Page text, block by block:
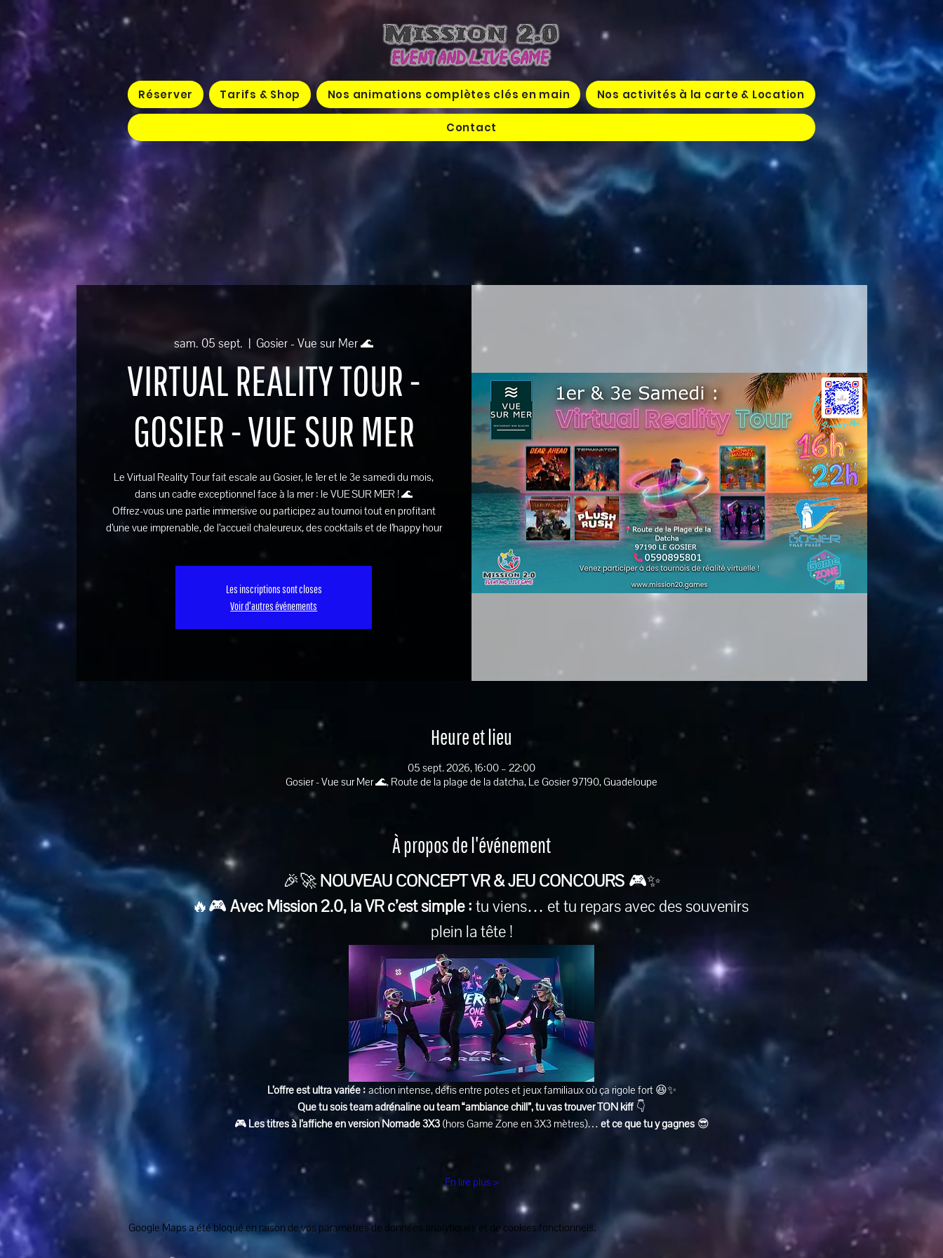
Réserver Tarifs & Shop Nos animations complètes clés en main Nos activités à la carte & Location
Contact
sam. 05 sept.
  |
Gosier - Vue sur Mer 🌊
VIRTUAL REALITY TOUR -
GOSIER - VUE SUR MER
Le Virtual Reality Tour fait escale au Gosier, le 1er et le 3e samedi du mois,
dans un cadre exceptionnel face à la mer : le VUE SUR MER ! 🌊
Offrez-vous une partie immersive ou participez au tournoi tout en profitant
d’une vue imprenable, de l’accueil chaleureux, des cocktails et de l’happy hour
Les inscriptions sont closes
Voir d'autres événements
Heure et lieu
05 sept. 2026, 16:00 – 22:00
Gosier - Vue sur Mer 🌊, Route de la plage de la datcha, Le Gosier 97190, Guadeloupe
À propos de l'événement
🎉🚀 NOUVEAU CONCEPT VR & JEU CONCOURS 🎮✨
🔥🎮 Avec Mission 2.0, la VR c’est simple : tu viens… et tu repars avec des souvenirs
plein la tête !
L’offre est ultra variée : action intense, défis entre potes et jeux familiaux où ça rigole fort 😆✨
Que tu sois team adrénaline ou team “ambiance chill”, tu vas trouver TON kiff 👇
🎮 Les titres à l’affiche en version Nomade 3X3 (hors Game Zone en 3X3 mètres)… et ce que tu y gagnes 😎
En lire plus >
Google Maps a été bloqué en raison de vos paramètres de données analytiques et de cookies fonctionnels.